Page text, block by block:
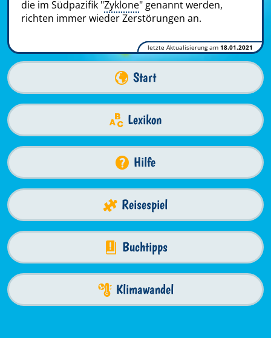
die im Südpazifik "Zyklone" genannt werden,
richten immer wieder Zerstörungen an.
letzte Aktualisierung am 18.01.2021
Start
Lexikon
Hilfe
Reisespiel
Buchtipps
Klimawandel